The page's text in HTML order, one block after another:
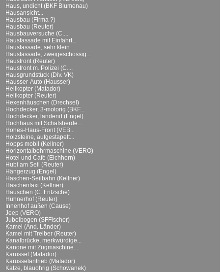
Haus, undicht (BKF Blumenau)
Hausansicht...
Hausbau (Firma ?)
Hausbau (Reuter)
Hausbauversuche (C....
Hausfassade mit Einfahrt...
Hausfassade, sehr klein...
Hausfassade, zweigeschossig...
Hausfront (Reuter)
Hausfront m. Polizei (C....
Hausgrundstück (Div. VK)
Hausser-Auto (Hausser)
Helikopter (Matador)
Helikopter (Reuter)
Hexenhäuschen (Drechsel)
Hochdecker, 3-motorig (BKF...
Hochdecker, landend (Engel)
Hochhaus mit Schafsherde...
Hohes-Haus-Front (VEB...
Holzsteine, aufgestapelt...
Hopps mobil (Kellner)
Horizontalbohrmaschine (VERO)
Hotel und Café (Eichhorn)
Hubi am Seil (Reuter)
Hängerzug (Engel)
Häschen-Seilbahn (Kellner)
Häschentaxi (Kellner)
Häuschen (C. Fritzsche)
Hühnerhof (Reuter)
Innenhof außen (Cause)
Jeep (VERO)
Jubelbogen (SFFischer)
Kamel (And. Länder)
Kamel mit Treiber (Reuter)
Kanalbrücke, merkwürdige...
Kanone mit Zugmaschine...
Karussel (Matador)
Karusselantrieb (Matador)
Katze, blauohrig (Schowanek)